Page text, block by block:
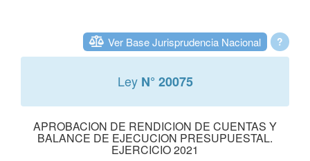
?
Ver Base Jurisprudencia Nacional
Ley N° 20075
APROBACION DE RENDICION DE CUENTAS Y
BALANCE DE EJECUCION PRESUPUESTAL.
EJERCICIO 2021